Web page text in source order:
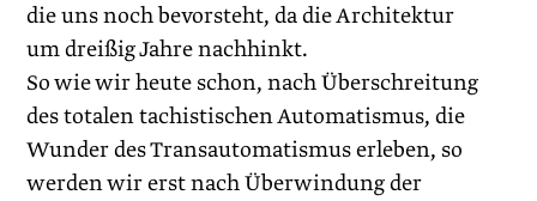
die uns noch bevorsteht, da die Architektur
um dreißig Jahre nachhinkt.
So wie wir heute schon, nach Überschreitung
des totalen tachistischen ­Automatismus, die
Wunder des Transautomatismus erleben, so
werden wir erst nach Überwindung der